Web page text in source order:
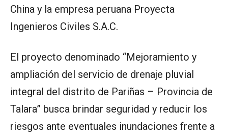
China y la empresa peruana Proyecta
Ingenieros Civiles S.A.C.
El proyecto denominado “Mejoramiento y
ampliación del servicio de drenaje pluvial
integral del distrito de Pariñas – Provincia de
Talara” busca brindar seguridad y reducir los
riesgos ante eventuales inundaciones frente a